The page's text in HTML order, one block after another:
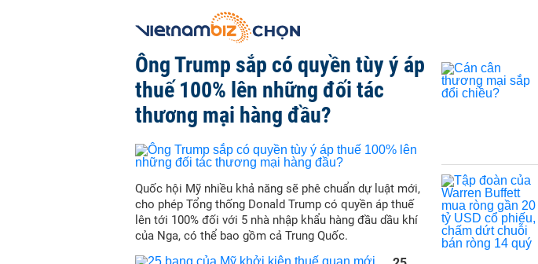
Ông Trump sắp có quyền tùy ý áp
thuế 100% lên những đối tác
thương mại hàng đầu?
Quốc hội Mỹ nhiều khả năng sẽ phê chuẩn dự luật mới,
cho phép Tổng thống Donald Trump có quyền áp thuế
lên tới 100% đối với 5 nhà nhập khẩu hàng đầu dầu khí
của Nga, có thể bao gồm cả Trung Quốc.